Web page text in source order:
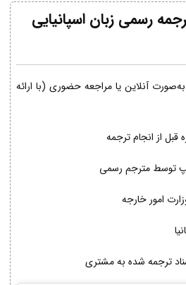
رسمی زبان اسپانیایی
آنلاین یا مراجعه حضوری (با ارائه
از انجام ترجمه
توسط مترجم رسمی
امور خارجه
ترجمه شده به مشتری